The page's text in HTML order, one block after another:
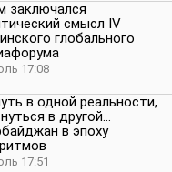
заключался
смысл IV
глобального
17:08
в одной реальности,
в другой…
в эпоху
17:51